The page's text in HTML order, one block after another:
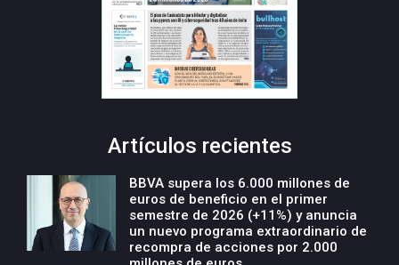
Artículos recientes
BBVA supera los 6.000 millones de
euros de beneficio en el primer
semestre de 2026 (+11%) y anuncia
un nuevo programa extraordinario de
recompra de acciones por 2.000